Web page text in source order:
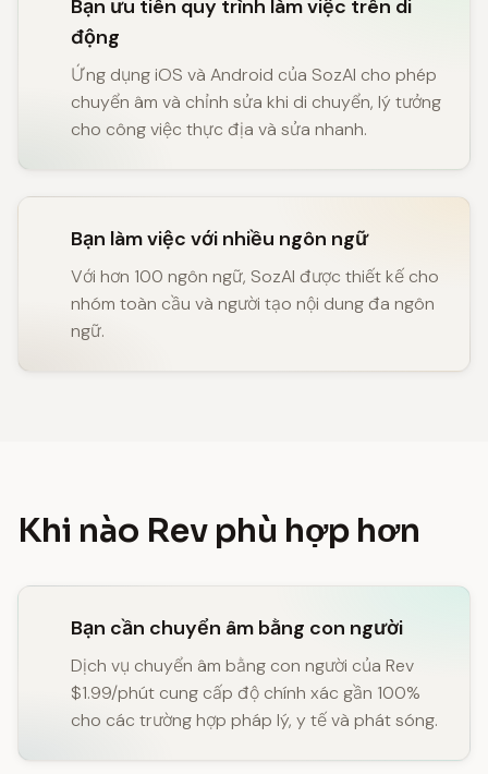
Bạn ưu tiên quy trình làm việc trên di
động
Ứng dụng iOS và Android của SozAI cho phép
chuyển âm và chỉnh sửa khi di chuyển, lý tưởng
cho công việc thực địa và sửa nhanh.
Bạn làm việc với nhiều ngôn ngữ
Với hơn 100 ngôn ngữ, SozAI được thiết kế cho
nhóm toàn cầu và người tạo nội dung đa ngôn
ngữ.
Khi nào Rev phù hợp hơn
Bạn cần chuyển âm bằng con người
Dịch vụ chuyển âm bằng con người của Rev
$1.99/phút cung cấp độ chính xác gần 100%
cho các trường hợp pháp lý, y tế và phát sóng.